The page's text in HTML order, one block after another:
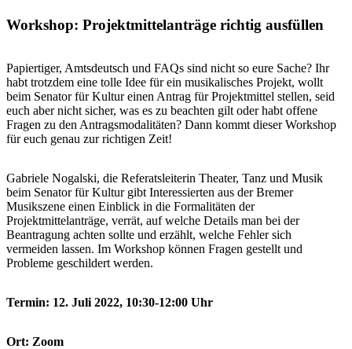
Workshop: Projektmittelanträge richtig ausfüllen
Papiertiger, Amtsdeutsch und FAQs sind nicht so eure Sache? Ihr
habt trotzdem eine tolle Idee für ein musikalisches Projekt, wollt
beim Senator für Kultur einen Antrag für Projektmittel stellen, seid
euch aber nicht sicher, was es zu beachten gilt oder habt offene
Fragen zu den Antragsmodalitäten? Dann kommt dieser Workshop
für euch genau zur richtigen Zeit!
Gabriele Nogalski, die Referatsleiterin Theater, Tanz und Musik
beim Senator für Kultur gibt Interessierten aus der Bremer
Musikszene einen Einblick in die Formalitäten der
Projektmittelanträge, verrät, auf welche Details man bei der
Beantragung achten sollte und erzählt, welche Fehler sich
vermeiden lassen. Im Workshop können Fragen gestellt und
Probleme geschildert werden.
Termin: 12. Juli 2022, 10:30-12:00 Uhr
Ort: Zoom